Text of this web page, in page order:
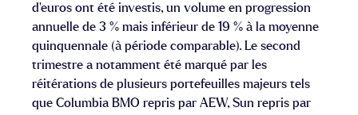
d’euros ont été investis, un volume en progression
annuelle de 3 % mais inférieur de 19 % à la moyenne
quinquennale (à période comparable). Le second
trimestre a notamment été marqué par les
réitérations de plusieurs portefeuilles majeurs tels
que Columbia BMO repris par AEW, Sun repris par